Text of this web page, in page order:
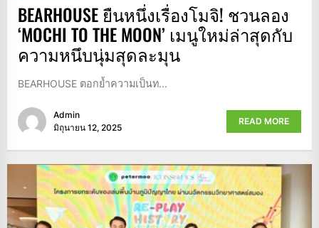
BEARHOUSE ยืนหนึ่งเรื่องโมจิ! ชวนลอง
‘MOCHI TO THE MOON’ เมนูใหม่ล่าสุดกับ
ความหนึบนุ่มสุดละมุน
BEARHOUSE ตอกย้ำความเป็นท...
Admin
มิถุนายน 12, 2025
READ MORE